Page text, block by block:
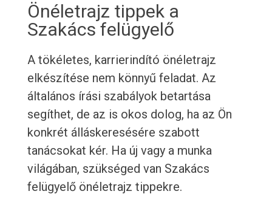
Önéletrajz tippek a
Szakács felügyelő
A tökéletes, karrierindító önéletrajz
elkészítése nem könnyű feladat. Az
általános írási szabályok betartása
segíthet, de az is okos dolog, ha az Ön
konkrét álláskeresésére szabott
tanácsokat kér. Ha új vagy a munka
világában, szükséged van Szakács
felügyelő önéletrajz tippekre.